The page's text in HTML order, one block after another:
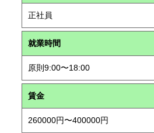
正社員
就業時間
原則9:00〜18:00
賃金
260000円〜400000円